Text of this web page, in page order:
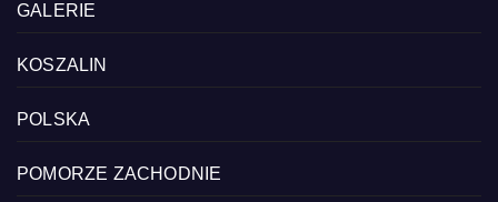
GALERIE
KOSZALIN
POLSKA
POMORZE ZACHODNIE